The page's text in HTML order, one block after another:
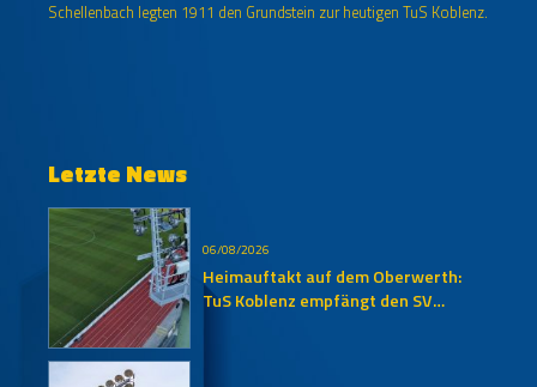
Schellenbach legten 1911 den Grundstein zur heutigen TuS Koblenz.
Letzte News
06/08/2026
Heimauftakt auf dem Oberwerth:
TuS Koblenz empfängt den SV